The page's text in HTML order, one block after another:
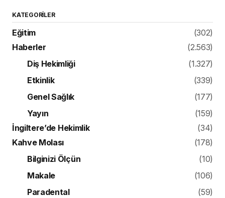
KATEGORILER
Eğitim
(302)
Haberler
(2.563)
Diş Hekimliği
(1.327)
Etkinlik
(339)
Genel Sağlık
(177)
Yayın
(159)
İngiltere’de Hekimlik
(34)
Kahve Molası
(178)
Bilginizi Ölçün
(10)
Makale
(106)
Paradental
(59)